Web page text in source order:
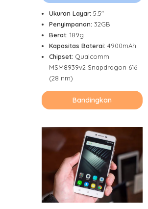
Ukuran Layar: 5.5"
Penyimpanan: 32GB
Berat: 189g
Kapasitas Baterai: 4900mAh
Chipset: Qualcomm
MSM8939v2 Snapdragon 616
(28 nm)
Bandingkan